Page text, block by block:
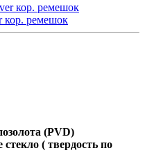
ремешок
(PVD)
( твердость по